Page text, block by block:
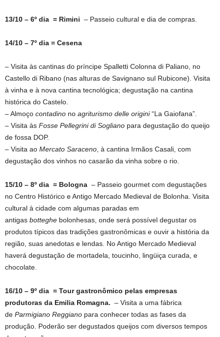
13/10 – 6º dia = Rimini – Passeio cultural e dia de compras.
14/10 – 7º dia = Cesena
– Visita às cantinas do príncipe Spalletti Colonna di Paliano, no
Castello di Ribano (nas alturas de Savignano sul Rubicone). Visita
à vinha e à nova cantina tecnológica; degustação na cantina
histórica do Castelo.
– Almoço contadino no agriturismo delle origini“La Gaiofana”.
– Visita às Fosse Pellegrini di Sogliano para degustação do queijo
de fossa DOP.
– Visita ao Mercato Saraceno , à cantina Irmãos Casali, com
degustação dos vinhos no casarão da vinha sobre o rio.
15/10 – 8º dia = Bologna – Passeio gourmet com degustações
no Centro Histórico e Antigo Mercado Medieval de Bolonha. Visita
cultural à cidade com algumas paradas em
antigas botteghe bolonhesas, onde será possível degustar os
produtos típicos das tradições gastronômicas e ouvir a história da
região, suas anedotas e lendas. No Antigo Mercado Medieval
haverá degustação de mortadela, toucinho, lingüiça curada, e
chocolate.
16/10 – 9º dia = Tour gastronômico pelas empresas
produtoras da Emilia Romagna. – Visita a uma fábrica
de Parmigiano Reggiano para conhecer todas as fases da
produção. Poderão ser degustados queijos com diversos tempos